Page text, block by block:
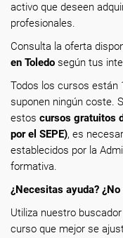
activo que deseen
profesionales.
Consulta la oferta
en Toledo según tus
Todos los cursos están
suponen ningún coste.
estos cursos gratuitos
por el SEPE), es
establecidos por la
formativa.
¿Necesitas ayuda?
Utiliza nuestro
curso que mejor se